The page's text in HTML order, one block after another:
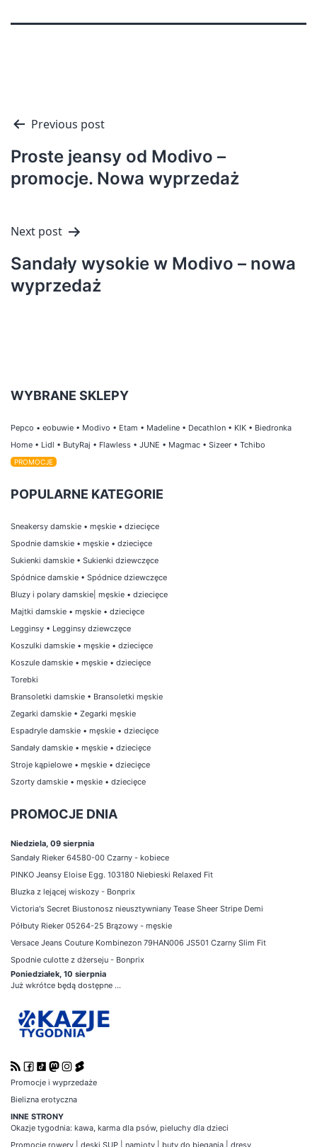
Nawigacja
wpisu
Previous post
Proste jeansy od Modivo –
promocje. Nowa wyprzedaż
Next post
Sandały wysokie w Modivo – nowa
wyprzedaż
WYBRANE SKLEPY
Pepco • eobuwie • Modivo • Etam • Madeline • Decathlon • KIK • Biedronka
Home • Lidl • ButyRaj • Flawless • JUNE • Magmac • Sizeer • Tchibo
PROMOCJE
POPULARNE KATEGORIE
Sneakersy damskie • męskie • dziecięce
Spodnie damskie • męskie • dziecięce
Sukienki damskie • Sukienki dziewczęce
Spódnice damskie • Spódnice dziewczęce
Bluzy i polary damskie męskie • dziecięce
Majtki damskie • męskie • dziecięce
Legginsy • Legginsy dziewczęce
Koszulki damskie • męskie • dziecięce
Koszule damskie • męskie • dziecięce
Torebki
Bransoletki damskie • Bransoletki męskie
Zegarki damskie • Zegarki męskie
Espadryle damskie • męskie • dziecięce
Sandały damskie • męskie • dziecięce
Stroje kąpielowe • męskie • dziecięce
Szorty damskie • męskie • dziecięce
PROMOCJE DNIA
Niedziela, 09 sierpnia
Sandały Rieker 64580-00 Czarny - kobiece
PINKO Jeansy Eloise Egg. 103180 Niebieski Relaxed Fit
Bluzka z lejącej wiskozy - Bonprix
Victoria's Secret Biustonosz nieusztywniany Tease Sheer Stripe Demi
Półbuty Rieker 05264-25 Brązowy - męskie
Versace Jeans Couture Kombinezon 79HAN006 JS501 Czarny Slim Fit
Spodnie culotte z dżerseju - Bonprix
Poniedziałek, 10 sierpnia
Już wkrótce będą dostępne ...
Promocje i wyprzedaże
Bielizna erotyczna
INNE STRONY
Okazje tygodnia: kawa, karma dla psów, pieluchy dla dzieci
Promocje rowery deski SUP namioty buty do biegania dresy